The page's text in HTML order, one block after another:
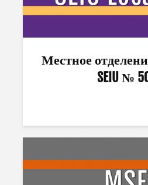
Местное
SEIU №